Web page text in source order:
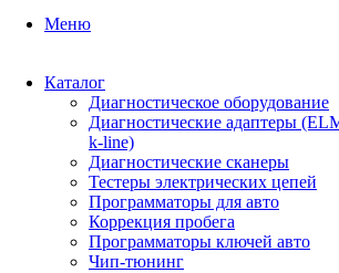
Меню
Каталог
Диагностическое оборудование
Диагностические адаптеры
k-line)
Диагностические сканеры
Тестеры электрических цепей
Программаторы для авто
Коррекция пробега
Программаторы ключей авто
Чип-тюнинг